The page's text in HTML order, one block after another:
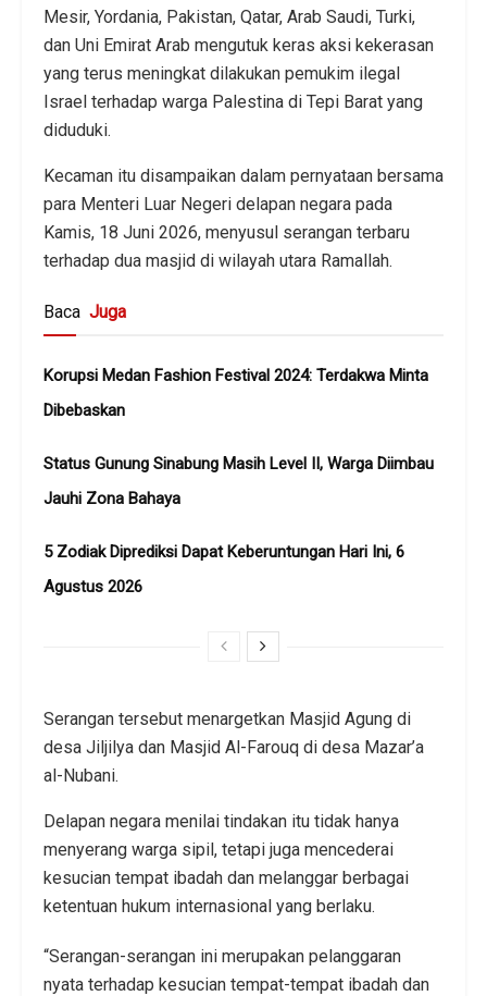
Mesir, Yordania, Pakistan, Qatar, Arab Saudi, Turki,
dan Uni Emirat Arab mengutuk keras aksi kekerasan
yang terus meningkat dilakukan pemukim ilegal
Israel terhadap warga Palestina di Tepi Barat yang
diduduki.
Kecaman itu disampaikan dalam pernyataan bersama
para Menteri Luar Negeri delapan negara pada
Kamis, 18 Juni 2026, menyusul serangan terbaru
terhadap dua masjid di wilayah utara Ramallah.
Baca Juga
Korupsi Medan Fashion Festival 2024: Terdakwa Minta
Dibebaskan
Status Gunung Sinabung Masih Level II, Warga Diimbau
Jauhi Zona Bahaya
5 Zodiak Diprediksi Dapat Keberuntungan Hari Ini, 6
Agustus 2026
Serangan tersebut menargetkan Masjid Agung di
desa Jiljilya dan Masjid Al-Farouq di desa Mazar’a
al-Nubani.
Delapan negara menilai tindakan itu tidak hanya
menyerang warga sipil, tetapi juga mencederai
kesucian tempat ibadah dan melanggar berbagai
ketentuan hukum internasional yang berlaku.
“Serangan-serangan ini merupakan pelanggaran
nyata terhadap kesucian tempat-tempat ibadah dan